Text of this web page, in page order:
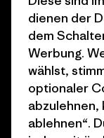
Wie wir
Stores in deiner
Nähe
dienen der
dem
Werbung.
wählst,
optionaler
abzulehnen,
ablehnen“.